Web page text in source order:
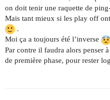
on doit tenir une raquette de
Mais tant mieux si les play off
.
Moi ça a toujours été l’inverse
Par contre il faudra alors penser
de première phase, pour rester